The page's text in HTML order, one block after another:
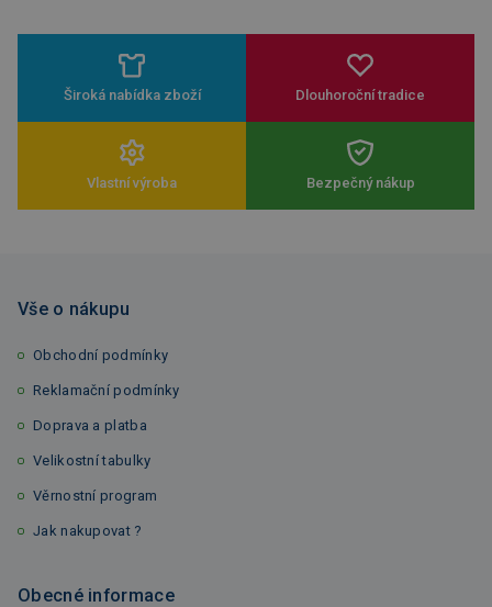
Široká nabídka zboží Dlouhoroční tradice
Vlastní výroba Bezpečný nákup
Vše o nákupu
Obchodní podmínky
Reklamační podmínky
Doprava a platba
Velikostní tabulky
Věrnostní program
Jak nakupovat ?
Obecné informace